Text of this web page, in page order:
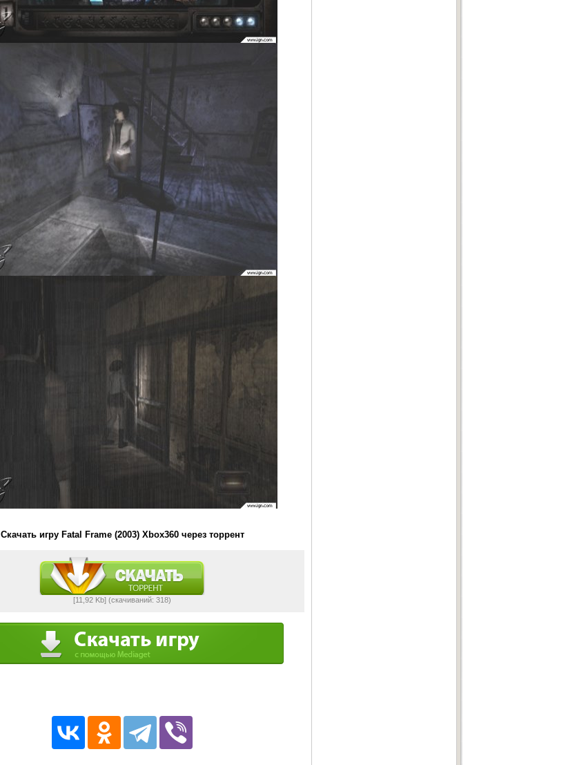
Скачать игру Fatal Frame (2003) Xbox360 через торрент
[11,92 Kb] (cкачиваний: 318)